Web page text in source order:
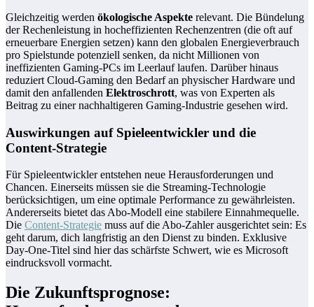
Gleichzeitig werden ökologische Aspekte relevant. Die Bündelung
der Rechenleistung in hocheffizienten Rechenzentren (die oft auf
erneuerbare Energien setzen) kann den globalen Energieverbrauch
pro Spielstunde potenziell senken, da nicht Millionen von
ineffizienten Gaming-PCs im Leerlauf laufen. Darüber hinaus
reduziert Cloud-Gaming den Bedarf an physischer Hardware und
damit den anfallenden Elektroschrott, was von Experten als
Beitrag zu einer nachhaltigeren Gaming-Industrie gesehen wird.
Auswirkungen auf Spieleentwickler und die
Content-Strategie
Für Spieleentwickler entstehen neue Herausforderungen und
Chancen. Einerseits müssen sie die Streaming-Technologie
berücksichtigen, um eine optimale Performance zu gewährleisten.
Andererseits bietet das Abo-Modell eine stabilere Einnahmequelle.
Die Content-Strategie muss auf die Abo-Zahler ausgerichtet sein: Es
geht darum, dich langfristig an den Dienst zu binden. Exklusive
Day-One-Titel sind hier das schärfste Schwert, wie es Microsoft
eindrucksvoll vormacht.
Die Zukunftsprognose: